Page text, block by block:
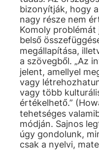
bizonyítják, hogy
nagy része nem
Komoly problémát
belső
megállapítása,
a szövegből. „Az
jelent, amellyel
vagy
vagy több
értékelhető.”
tehetséges
módján. Sajnos
úgy gondolunk,
csak a nyelvi,